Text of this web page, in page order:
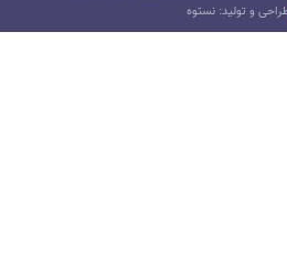
و تولید: نستوه